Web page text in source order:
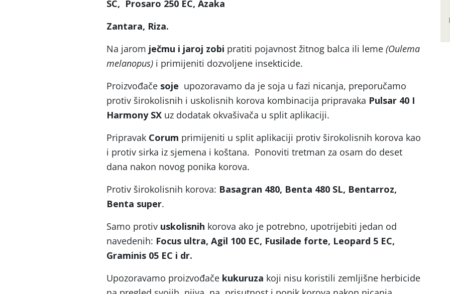
SC, Prosaro 250 EC, Azaka
Zantara, Riza.
Na jarom ječmu i jaroj zobi pratiti pojavnost žitnog balca ili leme (Oulema
melanopus) i primijeniti dozvoljene insekticide.
Proizvođače soje upozoravamo da je soja u fazi nicanja, preporučamo
protiv širokolisnih i uskolisnih korova kombinacija pripravaka Pulsar 40 I
Harmony SX uz dodatak okvašivača u split aplikaciji.
Pripravak Corum primijeniti u split aplikaciji protiv širokolisnih korova kao
i protiv sirka iz sjemena i koštana. Ponoviti tretman za osam do deset
dana nakon novog ponika korova.
Protiv širokolisnih korova: Basagran 480, Benta 480 SL, Bentarroz,
Benta super.
Samo protiv uskolisnih korova ako je potrebno, upotrijebiti jedan od
navedenih: Focus ultra, Agil 100 EC, Fusilade forte, Leopard 5 EC,
Graminis 05 EC i dr.
Upozoravamo proizvođače kukuruza koji nisu koristili zemljišne herbicide